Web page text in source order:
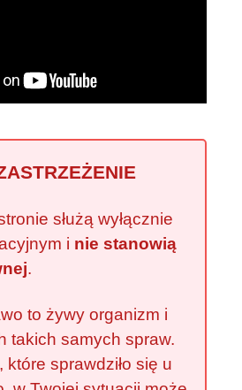
służą wyłącznie
i nie stanowią
.
to żywy organizm i
takich samych spraw.
które sprawdziło się u